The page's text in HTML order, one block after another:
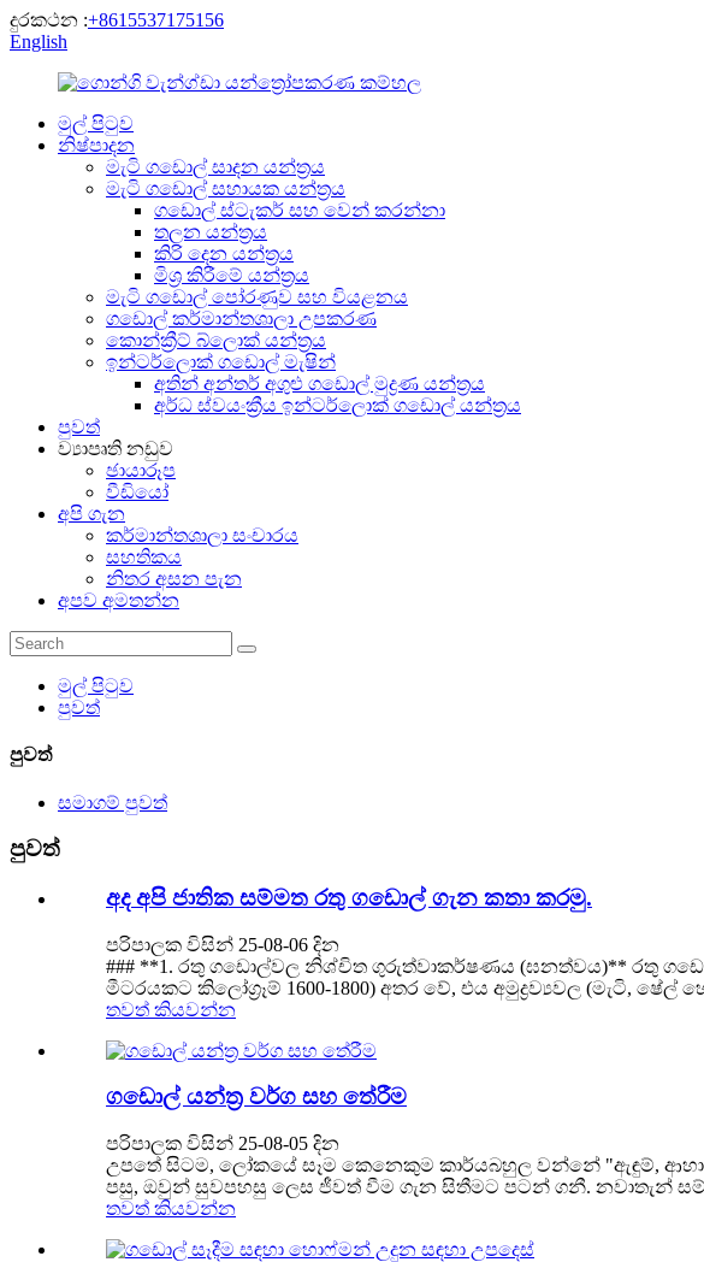
දුරකථන :+8615537175156
English
මුල් පිටුව
නිෂ්පාදන
මැටි ගඩොල් සාදන යන්ත්‍රය
මැටි ගඩොල් සහායක යන්ත්‍රය
ගඩොල් ස්ටැකර් සහ වෙන් කරන්නා
තලන යන්ත්‍රය
කිරි දෙන යන්ත්‍රය
මිශ්‍ර කිරීමේ යන්ත්‍රය
මැටි ගඩොල් පෝරණුව සහ වියළනය
ගඩොල් කර්මාන්තශාලා උපකරණ
කොන්ක්‍රීට් බ්ලොක් යන්ත්‍රය
ඉන්ටර්ලොක් ගඩොල් මැෂින්
අතින් අන්තර් අගුළු ගඩොල් මුද්‍රණ යන්ත්‍රය
අර්ධ ස්වයංක්‍රීය ඉන්ටර්ලොක් ගඩොල් යන්ත්‍රය
පුවත්
ව්‍යාපෘති නඩුව
ඡායාරූප
වීඩියෝ
අපි ගැන
කර්මාන්තශාලා සංචාරය
සහතිකය
නිතර අසන පැන
අපව අමතන්න
මුල් පිටුව
පුවත්
පුවත්
සමාගම් පුවත්
පුවත්
අද අපි ජාතික සම්මත රතු ගඩොල් ගැන කතා කරමු.
පරිපාලක විසින් 25-08-06 දින
### **1. රතු ගඩොල්වල නිශ්චිත ගුරුත්වාකර්ෂණය (ඝනත්වය)** රතු
මීටරයකට කිලෝග්‍රෑම් 1600-1800) අතර වේ, එය අමුද්‍රව්‍යවල (මැටි,
තවත් කියවන්න
ගඩොල් යන්ත්‍ර වර්ග සහ තේරීම
පරිපාලක විසින් 25-08-05 දින
උපතේ සිටම, ලෝකයේ සෑම කෙනෙකුම කාර්යබහුල වන්නේ "ඇඳුම්,
පසු, ඔවුන් සුවපහසු ලෙස ජීවත් වීම ගැන සිතීමට පටන් ගනී. නවාතැන්
තවත් කියවන්න